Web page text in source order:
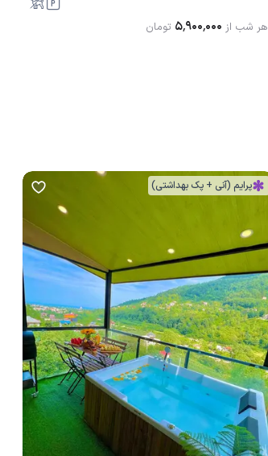
هر شب از ۵٬۹۰۰٬۰۰۰ تومان
پرایم (آنی + پک بهداشتی)